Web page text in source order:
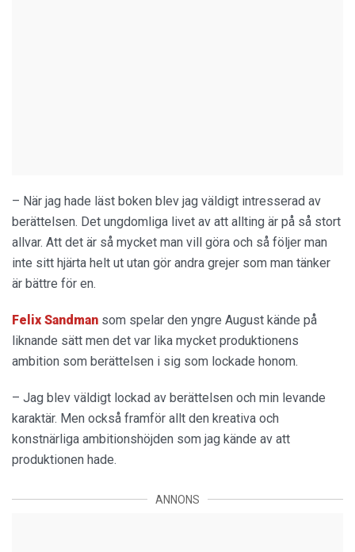
– När jag hade läst boken blev jag väldigt intresserad av
berättelsen. Det ungdomliga livet av att allting är på så stort
allvar. Att det är så mycket man vill göra och så följer man
inte sitt hjärta helt ut utan gör andra grejer som man tänker
är bättre för en.
Felix Sandman som spelar den yngre August kände på
liknande sätt men det var lika mycket produktionens
ambition som berättelsen i sig som lockade honom.
– Jag blev väldigt lockad av berättelsen och min levande
karaktär. Men också framför allt den kreativa och
konstnärliga ambitionshöjden som jag kände av att
produktionen hade.
ANNONS